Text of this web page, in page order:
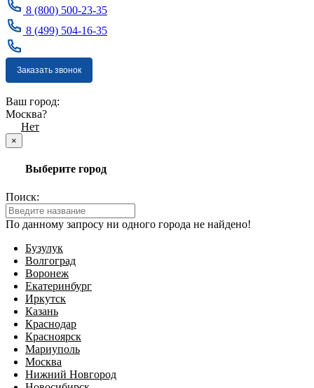
8 (800) 500-23-35
8 (499) 504-16-35
Заказать звонок
Ваш город:
Москва?
Нет
×
Выберите город
Поиск:
По данному запросу ни одного города не найдено!
Бузулук
Волгоград
Воронеж
Екатеринбург
Иркутск
Казань
Краснодар
Красноярск
Мариуполь
Москва
Нижний Новгород